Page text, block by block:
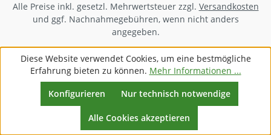
Alle Preise inkl. gesetzl. Mehrwertsteuer zzgl. Versandkosten
und ggf. Nachnahmegebühren, wenn nicht anders
angegeben.
Werkzeugleiste anzeigen
Diese Website verwendet Cookies, um eine bestmögliche
Erfahrung bieten zu können. Mehr Informationen ...
Nur technisch notwendige
Konfigurieren
Alle Cookies akzeptieren